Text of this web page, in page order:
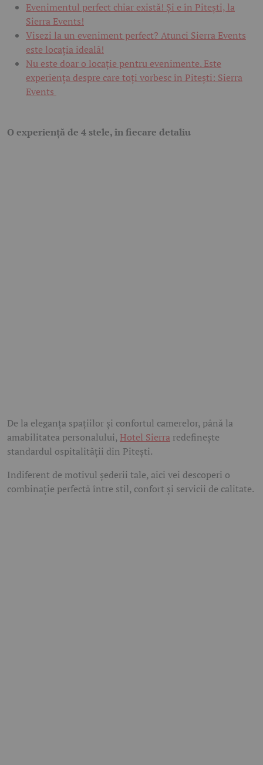
Evenimentul perfect chiar există! Și e în Pitești, la
Sierra Events!
Visezi la un eveniment perfect? Atunci Sierra Events
este locația ideală!
Nu este doar o locație pentru evenimente. Este
experiența despre care toți vorbesc în Pitești: Sierra
Events
O experiență de 4 stele, în fiecare detaliu
De la eleganța spațiilor și confortul camerelor, până la
amabilitatea personalului, Hotel Sierra redefinește
standardul ospitalității din Pitești.
Indiferent de motivul șederii tale, aici vei descoperi o
combinație perfectă între stil, confort și servicii de calitate.